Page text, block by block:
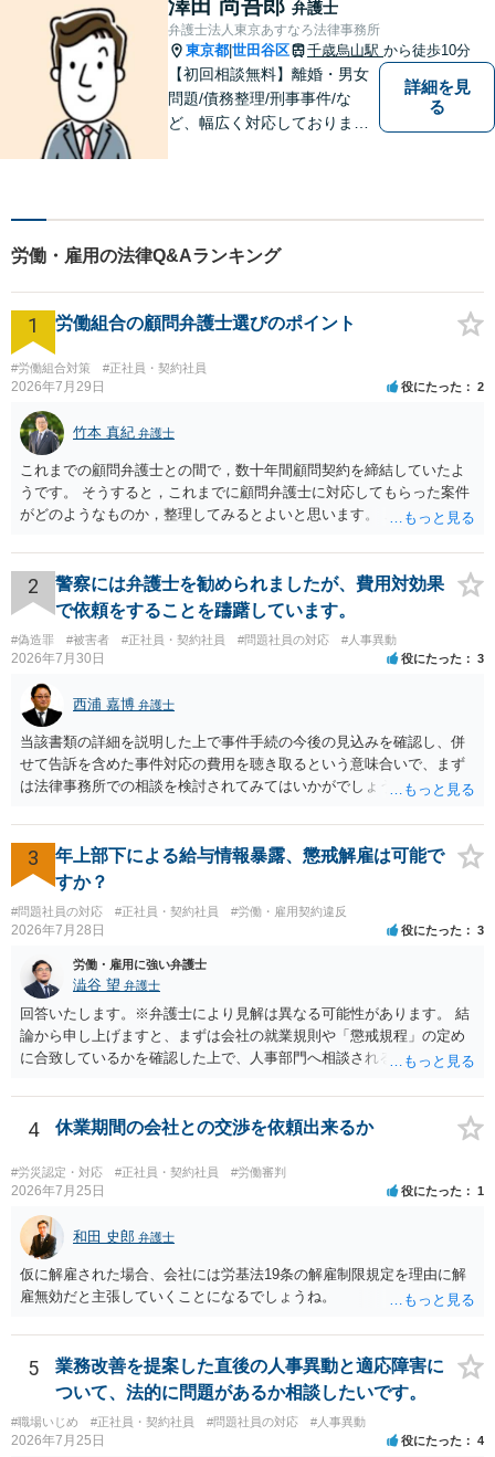
よう尽力いたします。
澤田 尚吾郎 弁護士
弁護士法人東京あすなろ法律事務所
東京都 世田谷区 千歳烏山駅 から徒歩10分
【初回相談無料】離婚・男女
問題/債務整理/刑事事件/な
ど、幅広く対応しておりま
した弁護活動を行います。
【電話相談可】
詳細を見
る
労働・雇用の法律Q&Aランキング
1 労働組合の顧問弁護士選びのポイント
#労働組合対策 #正社員・契約社員
2026年7月29日 役にたった 2
竹本 真紀 弁護士
これまでの顧問弁護士との間で，数十年間顧問契約を締結していたよ
うです。 そうすると，これまでに顧問弁護士に対応してもらった案件
がどのようなものか，整理してみるとよいと思います。 これにより，
事務所を比較した上で，弁護士と面談をする際，そのような案件に対
応してもらえるのかが重要だと思います。 ただ，組合員の相談内容に
ついて，分野を絞っているのか，それともどのような分野でもよいと
いうことで法律相談を依頼しているかの観点も重要です。 組合員とす
れば，相談だけではなく，できれば受任まで考えている場合も多いと
思います。 そうすると，労働組合としての相談だけではなく，基本的
に全ての分野を対象にして考える必要もあるかもしれません。 そうで
ないと，相談内容によって，対応が変わってしまうこともあると思い
ます。 組合員の相談についても，基本的に受任まで考えてもらえるこ
とができるのかも検討要素の一つかもしれません。
2
警察には弁護士を勧められましたが、費用対効果
で依頼をすることを躊躇しています。
#偽造罪 #被害者 #正社員・契約社員 #問題社員の対応 #人事異動
2026年7月30日 役にたった 3
西浦 嘉博 弁護士
当該書類の詳細を説明した上で事件手続の今後の見込みを確認し、併
せて告訴を含めた事件対応の費用を聴き取るという意味合いで、まず
は法律事務所での相談を検討されてみてはいかがでしょうか。 上記、
3
年上部下による給与情報暴露、懲戒解雇は可能で
すか？
#問題社員の対応 #正社員・契約社員 #労働・雇用契約違反
2026年7月28日 役にたった 3
労働・雇用に強い弁護士
澁谷 望 弁護士
回答いたします。※弁護士により見解は異なる可能性があります。 結
論から申し上げますと、まずは会社の就業規則や「懲戒規程」の定め
に合致しているかを確認した上で、人事部門へ相談されることが最優
ものの、重い懲戒処分の対象には十分なり得ます。 名誉や評価の回復
については、会社側に「部下の不正行為による情報漏洩」と正式に認
定させ、誤認した他部署への適切なフォローや周知を求めるのが有効
です。 あるいは、懲戒があったことを社内で周知される手続があるの
ならば、それにより軽微ながら回復はできるかもしれません。 さらに
個人としても、相手に対してプライバシー侵害等に基づく損害賠償
（慰謝料）を請求する選択肢がありえます（ただし、金額は多額にな
らない可能性があります。）。
4 休業期間の会社との交渉を依頼出来るか
#労災認定・対応 #正社員・契約社員 #労働審判
2026年7月25日 役にたった 1
和田 史郎 弁護士
仮に解雇された場合、会社には労基法19条の解雇制限規定を理由に解
雇無効だと主張していくことになるでしょうね。
5
業務改善を提案した直後の人事異動と適応障害に
ついて、法的に問題があるか相談したいです。
#職場いじめ #正社員・契約社員 #問題社員の対応 #人事異動
2026年7月25日 役にたった 4